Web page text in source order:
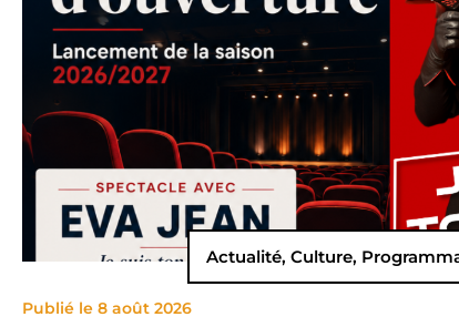
Actualité, Culture,
Publié le 8 août 2026